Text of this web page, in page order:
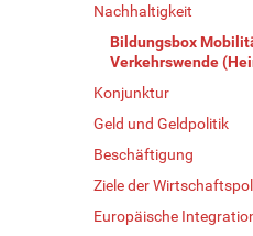
Nachhaltigkeit
Bildungsbox
Verkehrswende
Konjunktur
Geld und Geldpolitik
Beschäftigung
Ziele der
Europäische